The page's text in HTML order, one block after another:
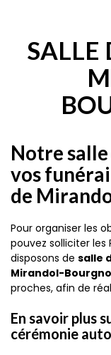
SALLE
Notre
vos
de
Pour organiser les
pouvez solliciter les
disposons de salle
Mirandol-
proches, afin de
En savoir plus
cérémonie